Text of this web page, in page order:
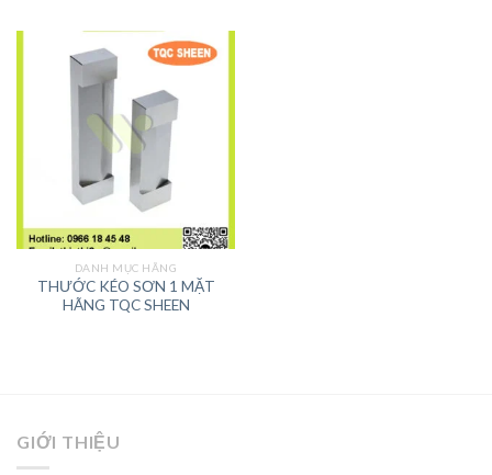
DANH MỤC HÃNG
THƯỚC KÉO SƠN 1 MẶT
HÃNG TQC SHEEN
GIỚI THIỆU